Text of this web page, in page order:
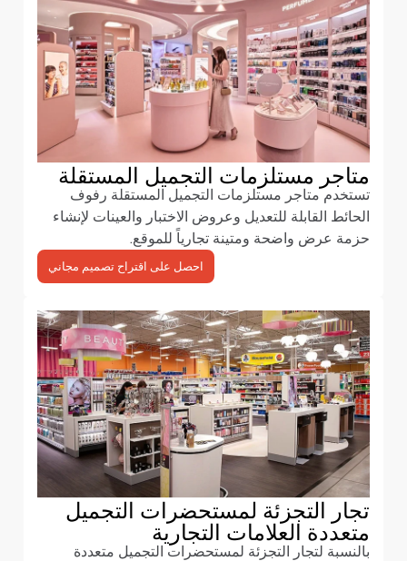
متاجر مستلزمات التجميل المستقلة
تستخدم متاجر مستلزمات التجميل المستقلة رفوف
الحائط القابلة للتعديل وعروض الاختبار والعينات لإنشاء
حزمة عرض واضحة ومتينة تجارياً للموقع.
احصل على اقتراح تصميم مجاني
تجار التجزئة لمستحضرات التجميل
متعددة العلامات التجارية
بالنسبة لتجار التجزئة لمستحضرات التجميل متعددة